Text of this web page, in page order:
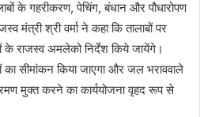
के गहरीकरण, पेचिंग, बंधान और पौधारोपण
मंत्री श्री वर्मा ने कहा कि तालाबों पर
राजस्व अमलेको निर्देश किये जायेंगे।
का सीमांकन किया जाएगा और जल भराववाले
मुक्त करने का कार्ययोजना वृहद रूप से